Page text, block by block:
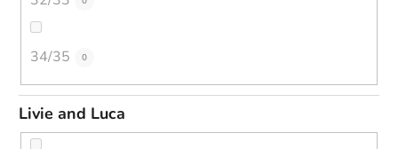
34/35 0
Livie and Luca